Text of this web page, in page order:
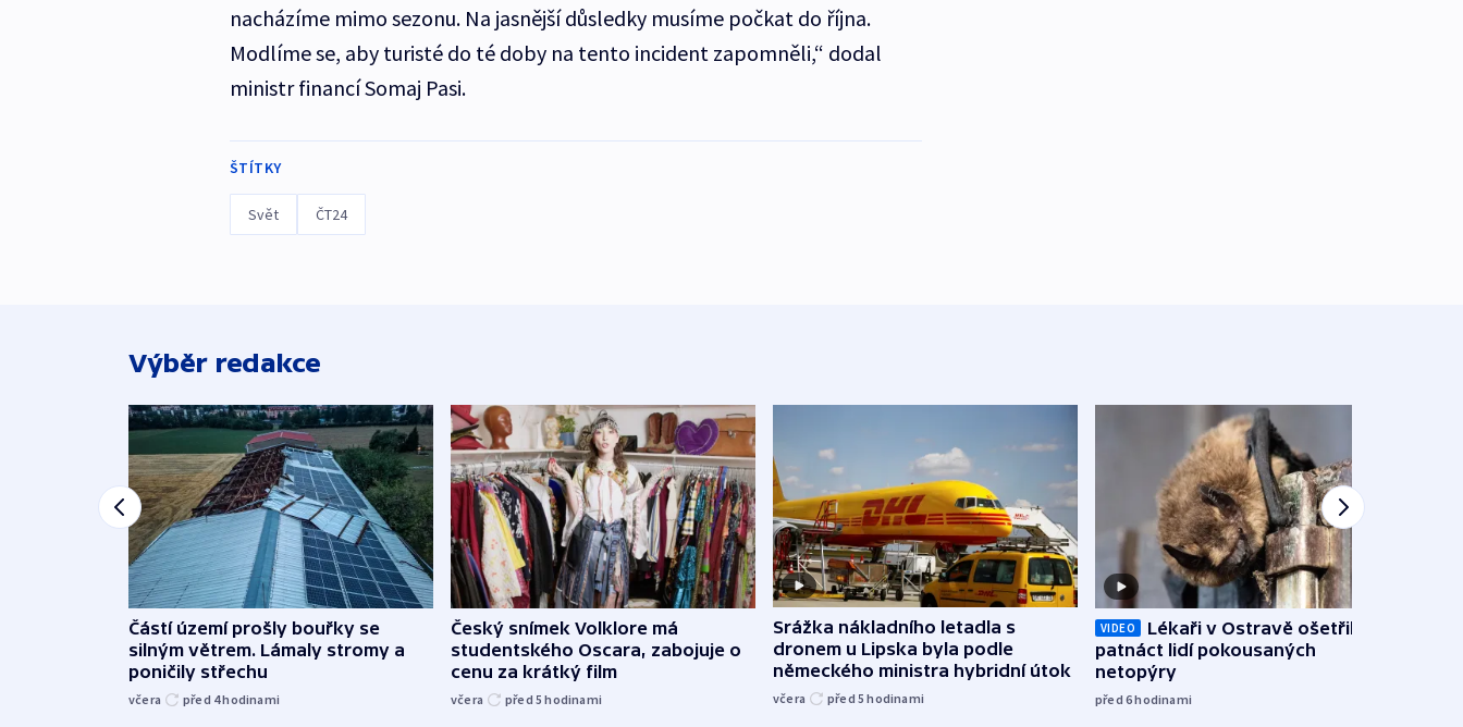
nacházíme mimo sezonu. Na jasnější důsledky musíme počkat do října.
Modlíme se, aby turisté do té doby na tento incident zapomněli,“ dodal
ministr financí Somaj Pasi.
ŠTÍTKY
Svět ČT24
Výběr redakce
Částí území prošly bouřky se
silným větrem. Lámaly stromy a
poničily střechu
včera před 4hodinami
Český snímek Volklore má
studentského Oscara, zabojuje o
cenu za krátký film
včera před 5hodinami
Srážka nákladního letadla s
dronem u Lipska byla podle
německého ministra hybridní útok
včera před 5hodinami
VIDEO
Lékaři v Ostravě ošetřili už
patnáct lidí pokousaných
netopýry
před 6hodinami